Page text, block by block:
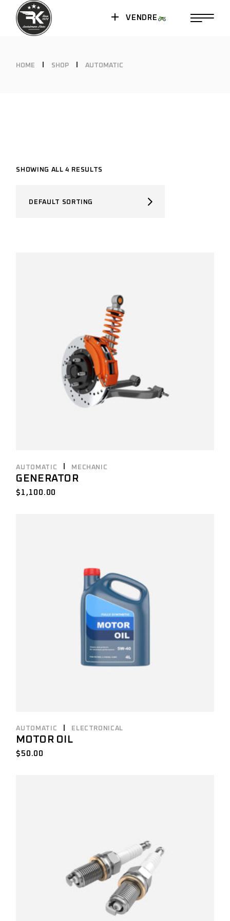
VENDRE
HOME SHOP AUTOMATIC
SHOWING ALL 4 RESULTS
DEFAULT SORTING
AUTOMATIC MECHANIC
GENERATOR
$ 1,100.00
AUTOMATIC ELECTRONICAL
MOTOR OIL
$ 50.00